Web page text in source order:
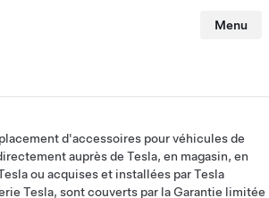
Menu
d'accessoires pour véhicules de
auprès de Tesla, en magasin, en
ou acquises et installées par Tesla
Tesla, sont couverts par la Garantie limitée